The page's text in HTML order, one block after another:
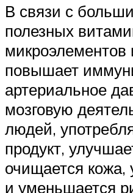
В связи с
полезных
повышает
артериальное
мозговую
людей,
продукт,
очищается кожа,
и уменьшается